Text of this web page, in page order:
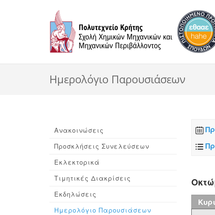
Ημερολόγιο Παρουσιάσεων
Ανακοινώσεις
Προσκλήσεις Συνελεύσεων
Εκλεκτορικά
Τιμητικές Διακρίσεις
Εκδηλώσεις
Ημερολόγιο Παρουσιάσεων